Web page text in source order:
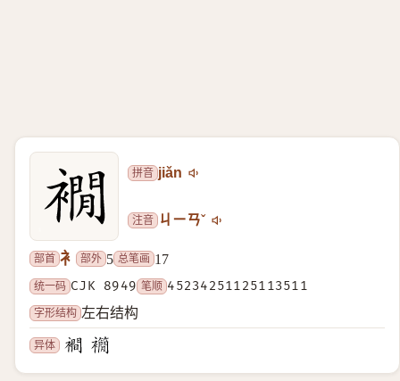
拼音 jiǎn
注音 ㄐㄧㄢˇ
部首 衤 部外 5 总笔画 17
统一码 CJK 8949 笔顺 45234251125113511
字形结构 左右结构
异体